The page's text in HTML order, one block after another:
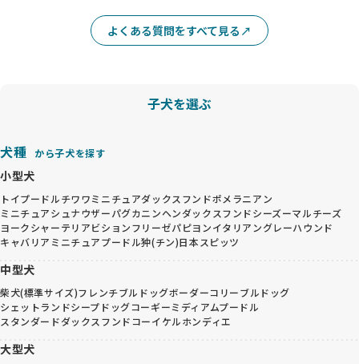
よくある質問をすべて見る
子犬を選ぶ
犬種 から子犬を探す
小型犬
トイプードルチワワミニチュアダックスフンドポメラニアン
ミニチュアシュナウザーパグカニンヘンダックスフンドシーズーマルチーズ
ヨークシャーテリアビションフリーゼパピヨンイタリアングレーハウンド
キャバリア ミニチュアプードル狆(チン)日本スピッツ
中型犬
柴犬(標準サイズ)フレンチブルドッグボーダーコリーブルドッグ
シェットランドシープドッグコーギーミディアムプードル
スタンダードダックスフンドコーイケルホンディエ
大型犬